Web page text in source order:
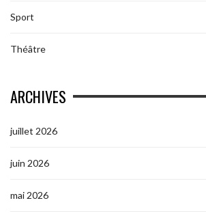
Sport
Théâtre
ARCHIVES
juillet 2026
juin 2026
mai 2026